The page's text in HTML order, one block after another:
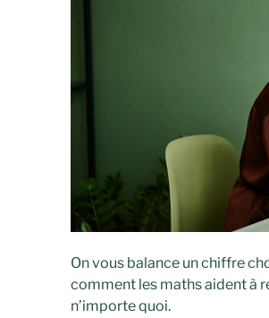
On vous balance un chiffre
comment les maths aident à
n’importe quoi.